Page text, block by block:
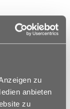
zu
anbieten
zu